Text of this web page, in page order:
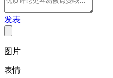
发表
图片
表情